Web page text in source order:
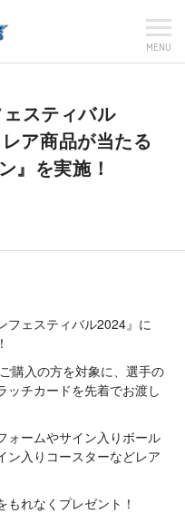
MENU
スティバル
ア商品が当たる
』を実施！
フェスティバル2024』に
購入の方を対象に、選手の
ッチカードを先着でお渡し
ォームやサイン入りボール
ン入りコースターなどレア
れなくプレゼント！